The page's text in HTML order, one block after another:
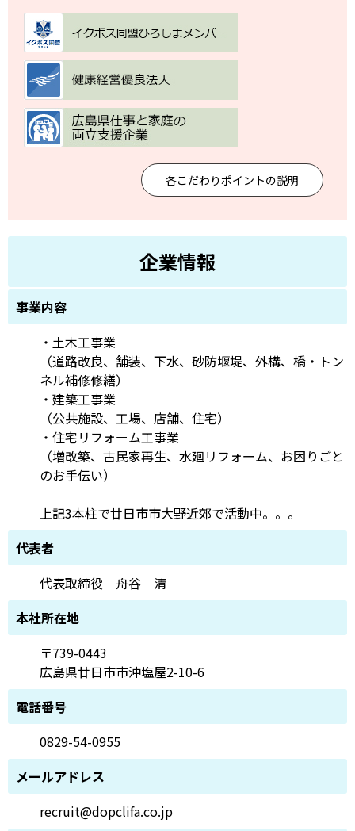
各こだわりポイントの説明
企業情報
事業内容
・土木工事業
（道路改良、舗装、下水、砂防堰堤、外構、橋・トン
ネル補修修繕）
・建築工事業
（公共施設、工場、店舗、住宅）
・住宅リフォーム工事業
（増改築、古民家再生、水廻リフォーム、お困りごと
のお手伝い）
上記3本柱で廿日市市大野近郊で活動中。。。
代表者
代表取締役 舟谷 清
本社所在地
〒739-0443
広島県廿日市市沖塩屋2-10-6
電話番号
0829-54-0955
メールアドレス
recruit@dopclifa.co.jp